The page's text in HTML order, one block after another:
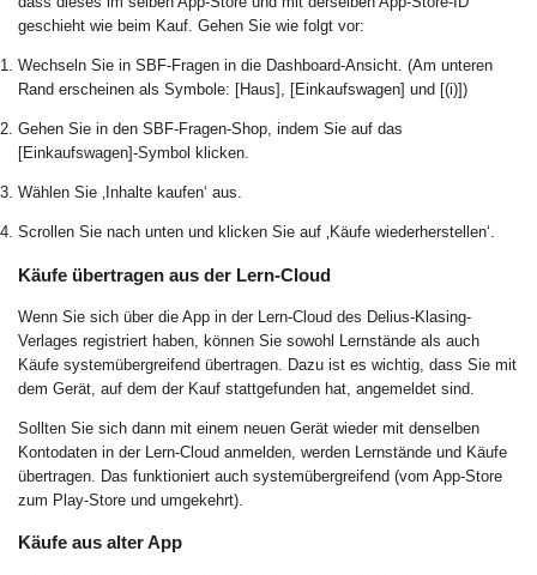
geschieht wie beim Kauf. Gehen Sie wie folgt vor:
Wechseln Sie in SBF-Fragen in die Dashboard-Ansicht. (Am unteren
Rand erscheinen als Symbole: [Haus], [Einkaufswagen] und [(i)])
Gehen Sie in den SBF-Fragen-Shop, indem Sie auf das
[Einkaufswagen]-Symbol klicken.
Wählen Sie ‚Inhalte kaufen‘ aus.
Scrollen Sie nach unten und klicken Sie auf ‚Käufe wiederherstellen‘.
Käufe übertragen aus der Lern-Cloud
Wenn Sie sich über die App in der Lern-Cloud des Delius-Klasing-
Verlages registriert haben, können Sie sowohl Lernstände als auch
Käufe systemübergreifend übertragen. Dazu ist es wichtig, dass Sie mit
dem Gerät, auf dem der Kauf stattgefunden hat, angemeldet sind.
Sollten Sie sich dann mit einem neuen Gerät wieder mit denselben
Kontodaten in der Lern-Cloud anmelden, werden Lernstände und Käufe
übertragen. Das funktioniert auch systemübergreifend (vom App-Store
zum Play-Store und umgekehrt).
Käufe aus alter App